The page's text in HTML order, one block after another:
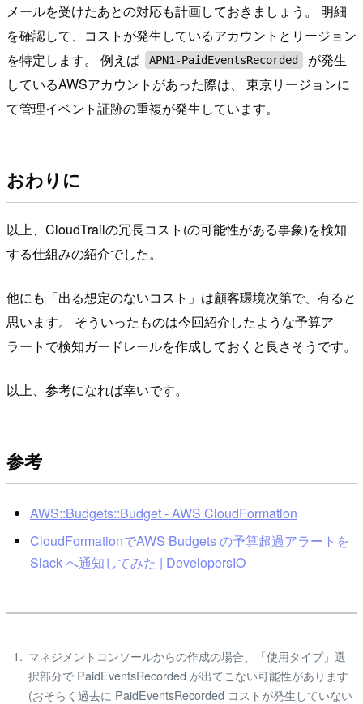
メールを受けたあとの対応も計画しておきましょう。 明細
を確認して、コストが発生しているアカウントとリージョン
を特定します。 例えば
APN1-PaidEventsRecorded
が発生
しているAWSアカウントがあった際は、 東京リージョンに
て管理イベント証跡の重複が発生しています。
おわりに
以上、CloudTrailの冗長コスト(の可能性がある事象)を検知
する仕組みの紹介でした。
他にも「出る想定のないコスト」は顧客環境次第で、有ると
思います。 そういったものは今回紹介したような予算ア
ラートで検知ガードレールを作成しておくと良さそうです。
以上、参考になれば幸いです。
参考
AWS::Budgets::Budget - AWS CloudFormation
CloudFormationでAWS Budgets の予算超過アラートを
Slack へ通知してみた | DevelopersIO
マネジメントコンソールからの作成の場合、「使用タイプ」選
択部分で PaidEventsRecorded が出てこない可能性があります
(おそらく過去に PaidEventsRecorded コストが発生していない